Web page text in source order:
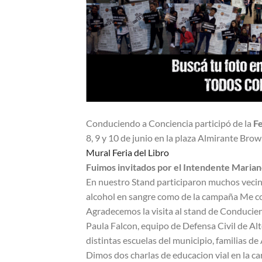
Conduciendo a Conciencia participó de la
8, 9 y 10 de junio en la plaza Almirante
Mural Feria del Libro
Fuimos invitados por el Intendente
En nuestro Stand participaron muchos
alcohol en sangre como de la campaña Me
Agradecemos la visita al stand de
Paula Falcon, equipo de Defensa Civil de
distintas escuelas del municipio, familias
Dimos dos charlas de educacion vial en la